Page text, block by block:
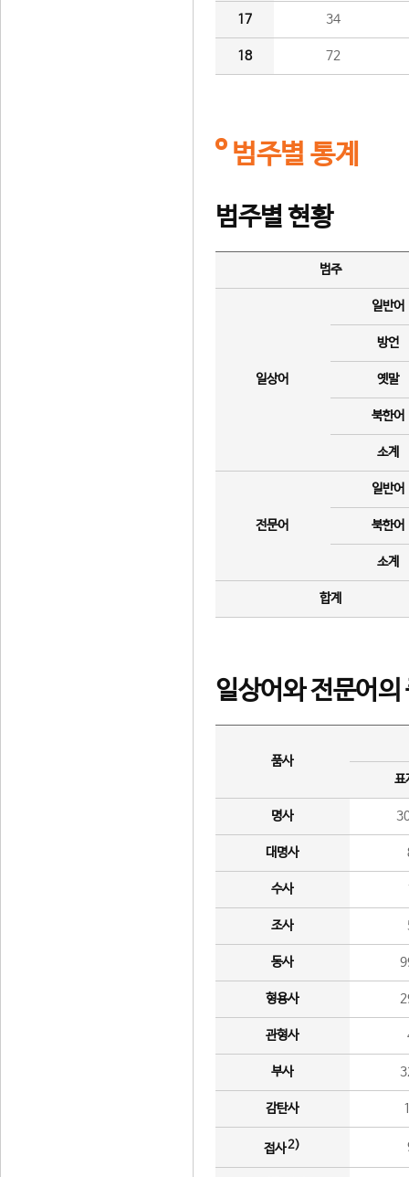
17 34
18 72
범주별 통계
범주별 현황
범주
일상어
일반어
방언
옛말
북한어
소계
전문어
일반어
북한어
소계
합계
일상어와 전문어의
품사
표
명사
대명사
수사
조사
동사
형용사
관형사
부사
감탄사
접사2)